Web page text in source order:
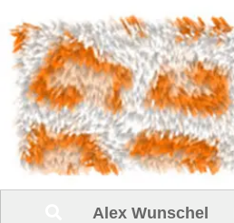
Unter dem Inhalt
Alex Wunschel